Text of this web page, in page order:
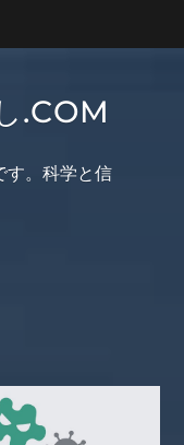
.COM
す。科学と信